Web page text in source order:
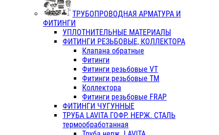
ТРУБОПРОВОДНАЯ АРМАТУРА И
ФИТИНГИ
УПЛОТНИТЕЛЬНЫЕ МАТЕРИАЛЫ
ФИТИНГИ РЕЗЬБОВЫЕ, КОЛЛЕКТОРА
Клапана обратные
Фитинги
Фитинги резьбовые VT
Фитинги резьбовые ТМ
Коллектора
Фитинги резьбовые FRAP
ФИТИНГИ ЧУГУННЫЕ
ТРУБА LAVITA ГОФР. НЕРЖ. СТАЛЬ
термообработанная